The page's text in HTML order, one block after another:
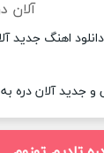
آلان
اهنگ جدید
و جدید آلان